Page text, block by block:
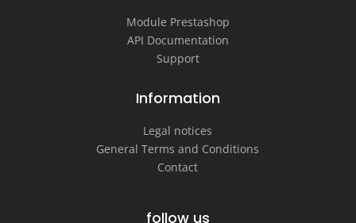
Module Prestashop
API Documentation
Support
Information
Legal notices
General Terms and Conditions
Contact
follow us